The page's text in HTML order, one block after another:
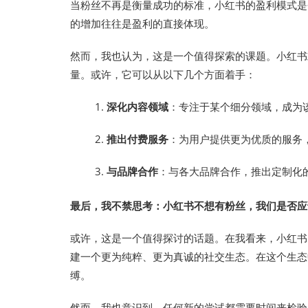
当粉丝不再是衡量成功的标准，小红书的盈利模式
的增加往往是盈利的直接体现。
然而，我也认为，这是一个值得探索的课题。小红
量。或许，它可以从以下几个方面着手：
深化内容领域 ：专注于某个细分领域，成
推出付费服务 ：为用户提供更为优质的服
与品牌合作 ：与各大品牌合作，推出定制
最后，我不禁思考：小红书不想有粉丝，我们是否
或许，这是一个值得探讨的话题。在我看来，小红
建一个更为纯粹、更为真诚的社交生态。在这个生
缚。